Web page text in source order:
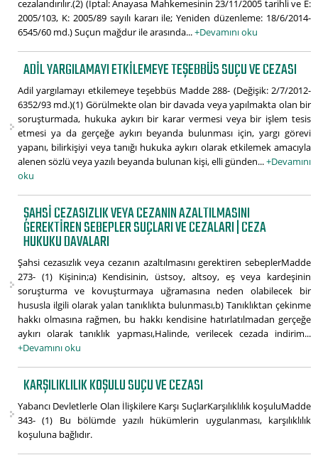
cezalandırılır.(2) (İptal: Anayasa Mahkemesinin 23/11/2005 tarihli ve E:
2005/103, K: 2005/89 sayılı kararı ile; Yeniden düzenleme: 18/6/2014-
6545/60 md.) Suçun mağdur ile arasında...+Devamını oku
ADIL YARGILAMAYI ETKILEMEYE TEŞEBBÜS SUÇU VE CEZASI
Adil yargılamayı etkilemeye teşebbüs Madde 288- (Değişik: 2/7/2012-
6352/93 md.)(1) Görülmekte olan bir davada veya yapılmakta olan bir
soruşturmada, hukuka aykırı bir karar vermesi veya bir işlem tesis
etmesi ya da gerçeğe aykırı beyanda bulunması için, yargı görevi
yapanı, bilirkişiyi veya tanığı hukuka aykırı olarak etkilemek amacıyla
alenen sözlü veya yazılı beyanda bulunan kişi, elli günden...+Devamını
oku
ŞAHSI CEZASIZLIK VEYA CEZANIN AZALTILMASINI
GEREKTIREN SEBEPLER SUÇLARI VE CEZALARI | CEZA
HUKUKU DAVALARI
Şahsi cezasızlık veya cezanın azaltılmasını gerektiren sebeplerMadde
273- (1) Kişinin;a) Kendisinin, üstsoy, altsoy, eş veya kardeşinin
soruşturma ve kovuşturmaya uğramasına neden olabilecek bir
hususla ilgili olarak yalan tanıklıkta bulunması,b) Tanıklıktan çekinme
hakkı olmasına rağmen, bu hakkı kendisine hatırlatılmadan gerçeğe
aykırı olarak tanıklık yapması,Halinde, verilecek cezada indirim...
+Devamını oku
KARŞILIKLILIK KOŞULU SUÇU VE CEZASI
Yabancı Devletlerle Olan İlişkilere Karşı SuçlarKarşılıklılık koşuluMadde
343- (1) Bu bölümde yazılı hükümlerin uygulanması, karşılıklılık
koşuluna bağlıdır.